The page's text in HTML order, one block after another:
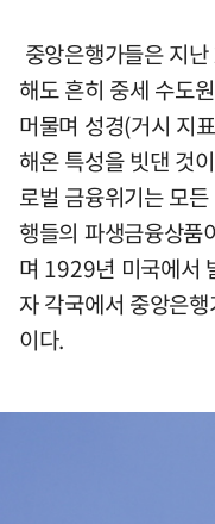
중앙은행가들은 지
해도 흔히 중세 수도
머물며 성경(거시 지
해온 특성을 빗댄 것
로벌 금융위기는 모
행들의 파생금융상품
며 1929년 미국에서
자 각국에서 중앙은
이다.